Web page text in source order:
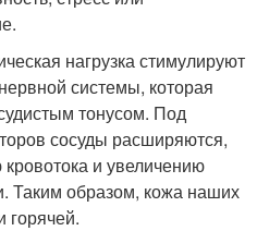
нагрузка стимулируют
системы, которая
тонусом. Под
сосуды расширяются,
и увеличению
Таким образом, кожа наших
горячей.